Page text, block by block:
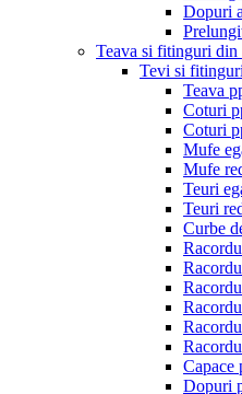
Dopuri
Teava si fitinguri din
Tevi si
Teava
Coturi
Coturi
Mufe
Mufe
Teuri
Teuri
Curbe
Capace
Dopuri